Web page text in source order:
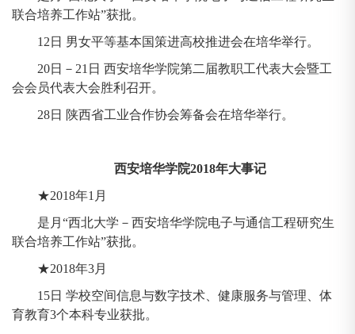
联合培养工作站”获批。
12日 男女平等基本国策进高校推进会在培华举行。
20日－21日 西安培华学院第二届教职工代表大会暨工
会会员代表大会胜利召开。
28日 陕西省工业合作协会筹备会在培华举行。
西安培华学院2018年大事记
★2018年1月
是月“西北大学－西安培华学院电子与通信工程研究生
联合培养工作站”获批。
★2018年3月
15日 学校空间信息与数字技术、健康服务与管理、体
育教育3个本科专业获批。